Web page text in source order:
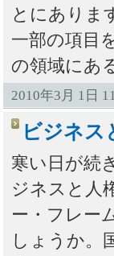
とにありま
一部の項目
の領域にあ
2010年3月 1日
ビジネス
寒い日が続
ジネスと人
ー・フレー
しょうか。